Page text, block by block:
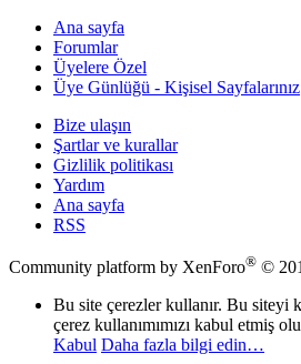
Ana sayfa
Forumlar
Üyelere Özel
Üye Günlüğü - Kişisel Sayfalarınız
Bize ulaşın
Şartlar ve kurallar
Gizlilik politikası
Yardım
Ana sayfa
RSS
Community platform by XenForo® ©
Bu site çerezler kullanır. Bu siteyi
çerez kullanımımızı kabul etmiş
Kabul Daha fazla bilgi edin…